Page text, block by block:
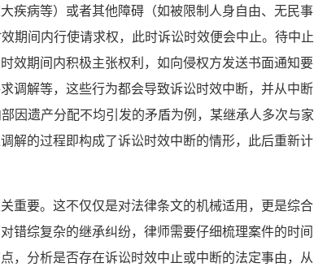
疾病等）或者其他障碍（如被限制人身自由、无民事
期间内行使请求权，此时诉讼时效便会中止。待中止
效期间内积极主张权利，如向侵权方发送书面通知要
调解等，这些行为都会导致诉讼时效中断，并从中断
因遗产分配不均引发的矛盾为例，某继承人多次与家
解的过程即构成了诉讼时效中断的情形，此后重新计
要。这不仅仅是对法律条文的机械适用，更是综合
错综复杂的继承纠纷，律师需要仔细梳理案件的时间
，分析是否存在诉讼时效中止或中断的法定事由，从